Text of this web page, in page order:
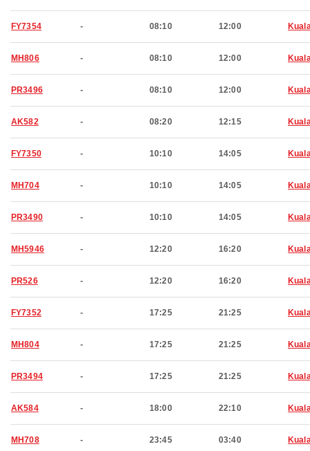
FY7354 - 08:10 12:00
MH806 - 08:10 12:00
PR3496 - 08:10 12:00
AK582 - 08:20 12:15
FY7350 - 10:10 14:05
MH704 - 10:10 14:05
PR3490 - 10:10 14:05
MH5946 - 12:20 16:20
PR526 - 12:20 16:20
FY7352 - 17:25 21:25
MH804 - 17:25 21:25
PR3494 - 17:25 21:25
AK584 - 18:00 22:10
MH708 - 23:45 03:40